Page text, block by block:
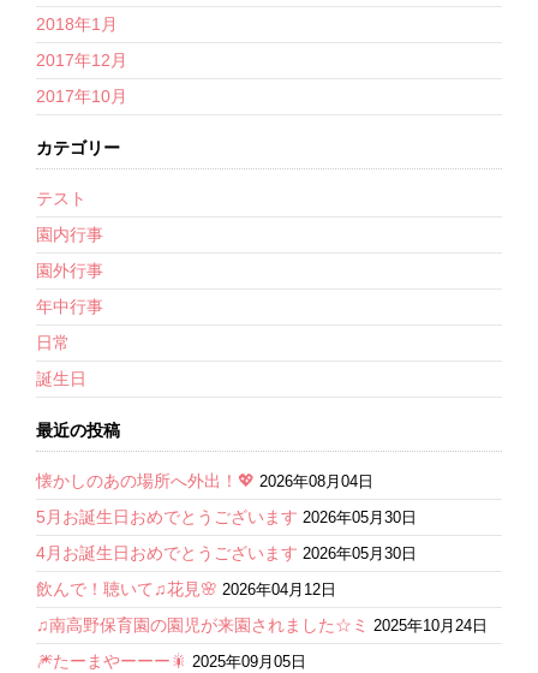
2018年1月
2017年12月
2017年10月
カテゴリー
テスト
園内行事
園外行事
年中行事
日常
誕生日
最近の投稿
懐かしのあの場所へ外出！💖 2026年08月04日
5月お誕生日おめでとうございます 2026年05月30日
4月お誕生日おめでとうございます 2026年05月30日
飲んで！聴いて♫花見🌸 2026年04月12日
♫南高野保育園の園児が来園されました☆ミ 2025年10月24日
🎆たーまやーーー🎇 2025年09月05日